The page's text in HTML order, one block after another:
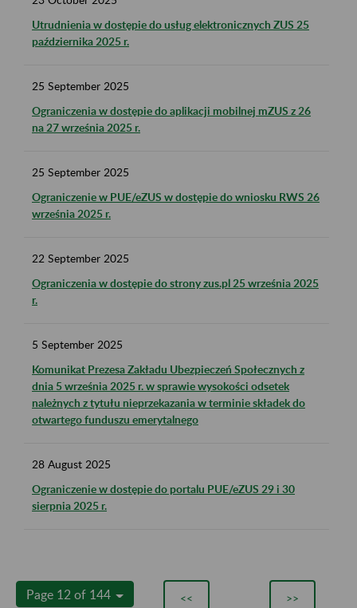
Utrudnienia w dostępie do usług elektronicznych ZUS 25
października 2025 r.
25 September 2025
Ograniczenia w dostępie do aplikacji mobilnej mZUS z 26
na 27 września 2025 r.
25 September 2025
Ograniczenie w PUE/eZUS w dostępie do wniosku RWS 26
września 2025 r.
22 September 2025
Ograniczenia w dostępie do strony zus.pl 25 września 2025
r.
5 September 2025
Komunikat Prezesa Zakładu Ubezpieczeń Społecznych z
dnia 5 września 2025 r. w sprawie wysokości odsetek
należnych z tytułu nieprzekazania w terminie składek do
otwartego funduszu emerytalnego
28 August 2025
Ograniczenie w dostępie do portalu PUE/eZUS 29 i 30
sierpnia 2025 r.
Page 12 of 144 << >>